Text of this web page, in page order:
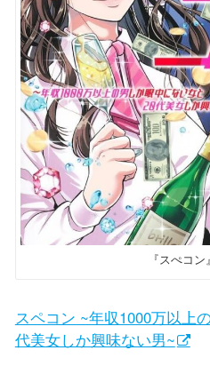
『スぺコ
スペコン ~年収1000万以上
代美女しか興味ない男~